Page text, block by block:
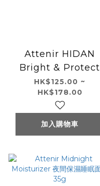
Attenir HIDAN
Bright & Protect
Cream
SPF50+/PA++++ 陽
斷防水防曬霜40g
HK$125.00 ~
HK$178.00
加入購物車